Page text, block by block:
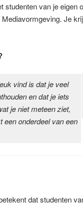
van je eigen
Je
vind is dat je veel
en dat je iets
je niet meteen ziet,
een onderdeel van een
dat studenten